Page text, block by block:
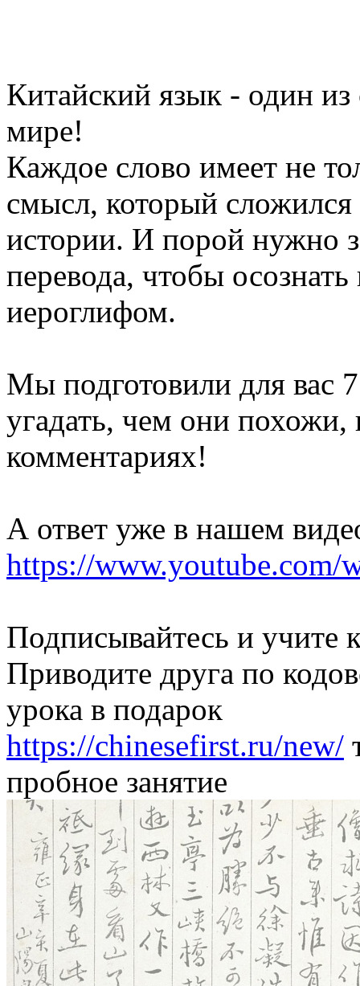
Китайский язык - один
мире!
Каждое слово имеет не
смысл, который
истории. И порой нужно
перевода, чтобы
иероглифом.
Мы подготовили для вас
угадать, чем они похожи,
комментариях!
А ответ уже в нашем
https://www.youtube.com/
Подписывайтесь и учите
Приводите друга по
урока в подарок
https://chinesefirst.ru/new/
пробное занятие